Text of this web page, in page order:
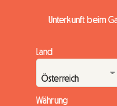
Unterkunft beim
Land
Währung